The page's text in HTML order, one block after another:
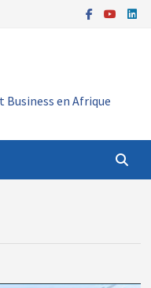
Business en Afrique